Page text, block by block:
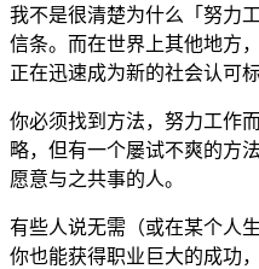
我不是很清楚为什么「努力
信条。而在世界上其他地方
正在迅速成为新的社会认可标
你必须找到方法，努力工作
略，但有一个屡试不爽的方
愿意与之共事的人。
有些人说无需（或在某个人
你也能获得职业巨大的成功